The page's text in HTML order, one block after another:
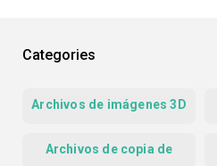
Categories
Archivos de imágenes 3D
Archivos de copia de